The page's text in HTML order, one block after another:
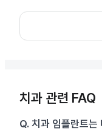
치과 관련 FAQ
Q. 치과 임플란트는